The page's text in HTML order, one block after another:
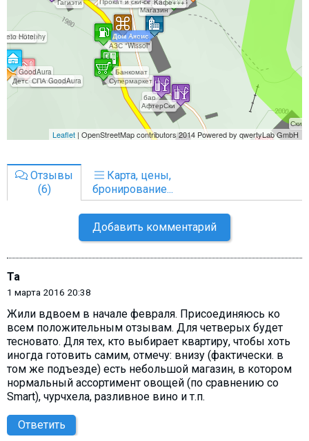
Отзывы
(6)
Карта, цены,
бронирование...
Добавить комментарий
Ta
1 марта 2016 20:38
Жили вдвоем в начале февраля. Присоединяюсь ко
всем положительным отзывам. Для четверых будет
тесновато. Для тех, кто выбирает квартиру, чтобы хоть
иногда готовить самим, отмечу: внизу (фактически. в
том же подъезде) есть небольшой магазин, в котором
нормальный ассортимент овощей (по сравнению со
Smart), чурчхела, разливное вино и т.п.
Ответить